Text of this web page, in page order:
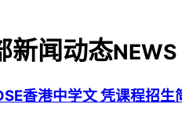
新闻动态NEWS
香港中学文 凭课程招生